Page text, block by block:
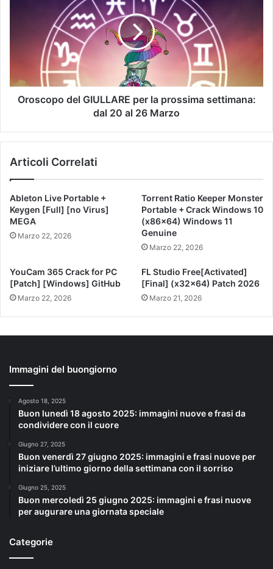
Oroscopo del GIULLARE per la prossima settimana:
dal 20 al 26 Marzo
Articoli Correlati
Ableton Live Portable +
Keygen [Full] [no Virus]
MEGA
Marzo 22, 2026
Torrent Ratio Keeper Monster
Portable + Crack Windows 10
(x86x64) Windows 11
Genuine
Marzo 22, 2026
YouCam 365 Crack for PC
[Patch] [Windows] GitHub
Marzo 22, 2026
FL Studio Free[Activated]
[Final] (x32x64) Patch 2026
Marzo 21, 2026
Immagini del buongiorno
Agosto 18, 2025
Buon lunedì 18 agosto 2025: immagini nuove e frasi da
condividere con il cuore
Giugno 27, 2025
Buon venerdì 27 giugno 2025: immagini e frasi nuove per
iniziare l’ultimo giorno della settimana con il sorriso
Giugno 25, 2025
Buon mercoledì 25 giugno 2025: immagini e frasi nuove
per augurare una giornata speciale
Categorie